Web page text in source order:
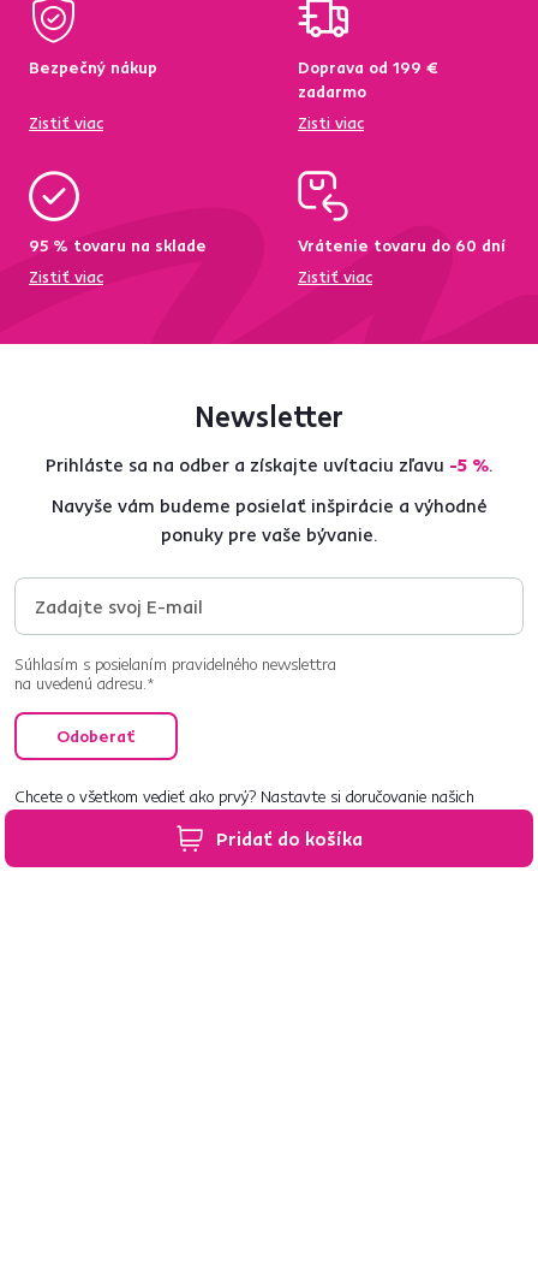
Pridať do košíka
Bezpečný nákup
Zistiť viac
Doprava od 199 €
zadarmo
Zisti viac
95 % tovaru na sklade
Zistiť viac
Vrátenie tovaru do 60 dní
Zistiť viac
Newsletter
Prihláste sa na odber a získajte uvítaciu zľavu -5 %.
Navyše vám budeme posielať inšpirácie a výhodné
ponuky pre vaše bývanie.
Súhlasím s posielaním pravidelného newslettra
na uvedenú adresu.*
Odoberať
Chcete o všetkom vedieť ako prvý? Nastavte si doručovanie našich
e‑mailov tak, aby vám nič neušlo.